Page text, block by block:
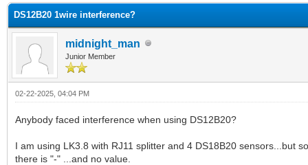
DS12B20 1wire interference?
midnight_man
Junior Member
02-22-2025, 04:04 PM
Anybody faced interference when using DS12B20?
I am using LK3.8 with RJ11 splitter and 4 DS18B20 sensors...but
there is "-" ...and no value.